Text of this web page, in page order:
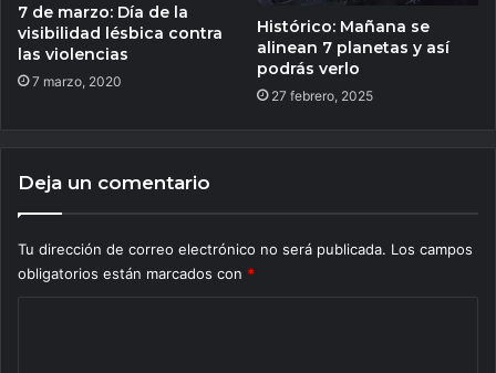
7 de marzo: Día de la
visibilidad lésbica contra
las violencias
7 marzo, 2020
Histórico: Mañana se
alinean 7 planetas y así
podrás verlo
27 febrero, 2025
Deja un comentario
Tu dirección de correo electrónico no será publicada. Los campos
obligatorios están marcados con *